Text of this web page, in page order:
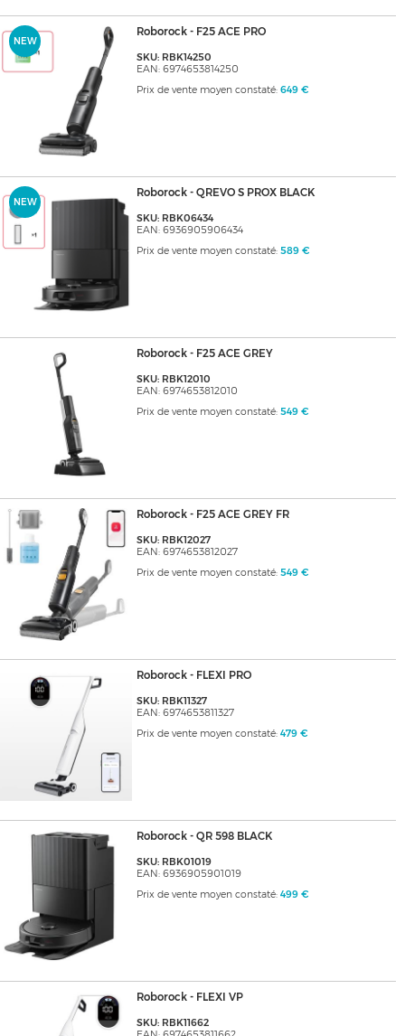
NEW
Roborock - F25 ACE PRO
SKU: RBK14250
EAN: 6974653814250
Prix de vente moyen constaté: 649 €
NEW
Roborock - QREVO S PROX BLACK
SKU: RBK06434
EAN: 6936905906434
Prix de vente moyen constaté: 589 €
Roborock - F25 ACE GREY
SKU: RBK12010
EAN: 6974653812010
Prix de vente moyen constaté: 549 €
Roborock - F25 ACE GREY FR
SKU: RBK12027
EAN: 6974653812027
Prix de vente moyen constaté: 549 €
Roborock - FLEXI PRO
SKU: RBK11327
EAN: 6974653811327
Prix de vente moyen constaté: 479 €
Roborock - QR 598 BLACK
SKU: RBK01019
EAN: 6936905901019
Prix de vente moyen constaté: 499 €
Roborock - FLEXI VP
SKU: RBK11662